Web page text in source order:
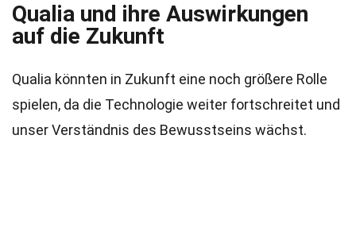
Qualia und ihre Auswirkungen
auf die Zukunft
Qualia könnten in Zukunft eine noch größere Rolle
spielen, da die Technologie weiter fortschreitet und
unser Verständnis des Bewusstseins wächst.